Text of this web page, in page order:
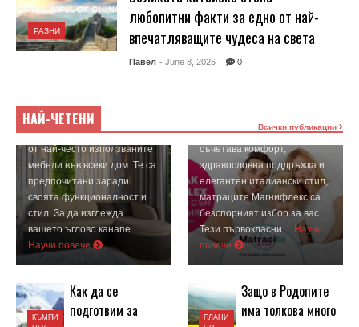
РАЗНИ
любопитни факти за едно от най-
впечатляващите чудеса на света
Павел - June 8, 2026 0
НАЙ-ЧЕТЕНИ Всички публикации
СЕМЕЙНИ ХОТЕЛИ
Как да поддържаме
ъгловите канапета в
Павел - January 18, 2025
Ъгловите канапета са едни
от най-често използваните
мебели във всеки дом. Те са
предпочитани заради
своята функционалност и
стил. За да изглежда
вашето ъглово канапе ...
Научи повече
КЪМПИ
Как да се
подготвим за
Матраци Магнифлекс с
до -600 лв Промо Цени
в матраци Бургас
перфектния матрак, който
съчетава комфорт,
здравословна поддръжка и
елегантен италиански стил,
матраците Магнифлекс са
безспорният избор за вас.
Тези първокласни ... Научи
повече
ПЛАНИ
Защо в Родопите
има толкова много